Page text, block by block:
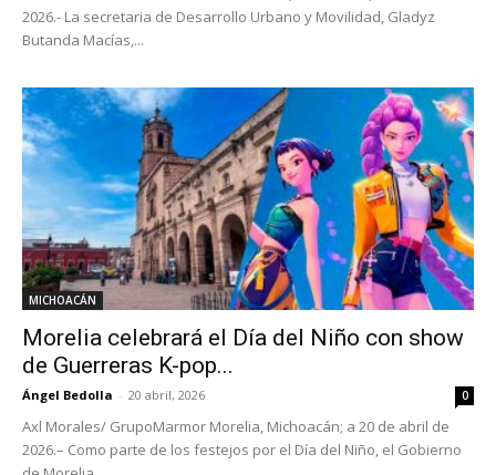
2026.- La secretaria de Desarrollo Urbano y Movilidad, Gladyz
Butanda Macías,...
MICHOACÁN
Morelia celebrará el Día del Niño con show
de Guerreras K-pop...
Ángel Bedolla - 20 abril, 2026 0
Axl Morales/ GrupoMarmor Morelia, Michoacán; a 20 de abril de
2026.– Como parte de los festejos por el Día del Niño, el Gobierno